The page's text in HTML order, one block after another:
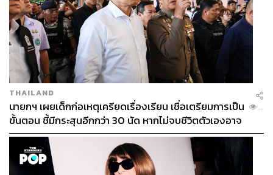
THAILAND
นายกฯ เผยเด็กก่อเหตุเครียดเรื่องเรียน เชื่อเตรียมการเป็น
ขั้นตอน ชี้มีกระสุนอีกกว่า 30 นัด หากไม่จบชีวิตตัวเองอาจ
สูญเสียเพิ่ม
...